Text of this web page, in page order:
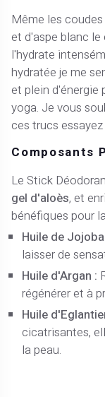
Même les
et d'aspe blanc
l'hydrate
hydratée je me
et plein d'énergie
yoga. Je vous
ces trucs
Composants
Le Stick
gel d'aloès, et
bénéfiques pour
Huile de
laisser de
Huile d'Argan :
régénérer et à
Huile
cicatrisantes,
la peau.